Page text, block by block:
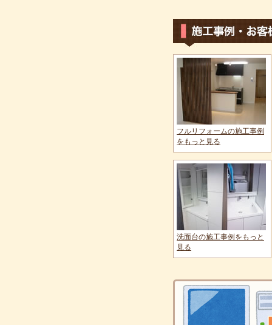
フルリフォームの施工事例
をもっと見る
洗面台の施工事例をもっと
見る